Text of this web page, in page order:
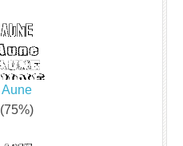
Aune
(75%)